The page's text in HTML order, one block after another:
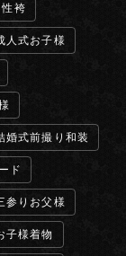
性袴
人式お子様
婚式前撮り和装
ド
参りお父様
子様着物